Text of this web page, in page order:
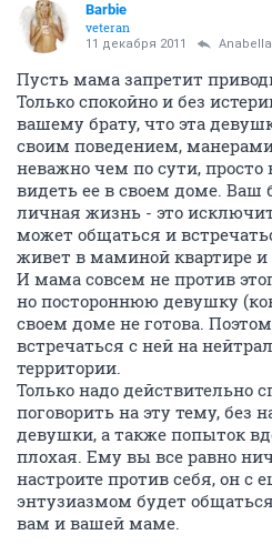
Barbie
veteran
11 декабря 2011 Anabella
Пусть мама запретит
Только спокойно и без
вашему брату, что эта
своим поведением,
неважно чем по сути,
видеть ее в своем доме. Ваш
личная жизнь - это
может общаться и
живет в маминой квартире
И мама совсем не против
но постороннюю девушку
своем доме не готова.
встречаться с ней на
территории.
Только надо действительно
поговорить на эту тему, без
девушки, а также попыток
плохая. Ему вы все равно
настроите против себя, он с
энтузиазмом будет
вам и вашей маме.